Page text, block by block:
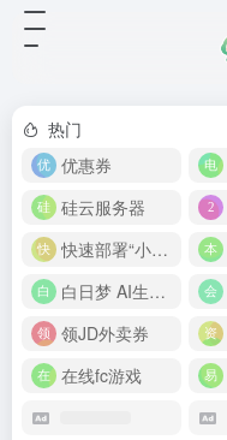
热门
优惠券
硅云服务器
快速部署“小龙虾”
白日梦 AI生成50分钟视频
领JD外卖券
在线fc游戏